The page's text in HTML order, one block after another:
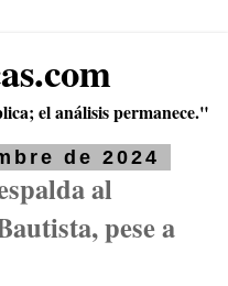
el análisis permanece."
de 2024
al
pese a